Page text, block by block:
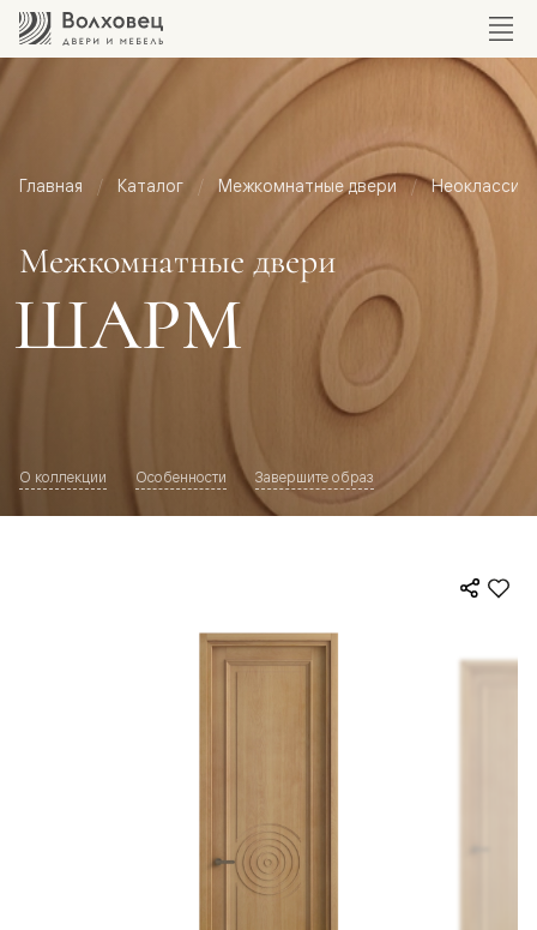
Главная Каталог Межкомнатные двери Неоклассика
Межкомнатные двери
ШАРМ
О коллекции Особенности Завершите образ